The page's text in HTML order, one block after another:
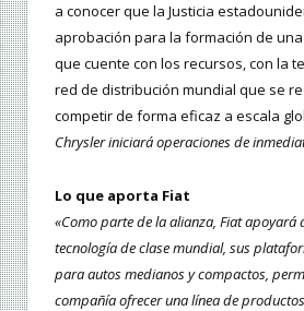
a conocer que la Justicia
aprobación para la formación de
que cuente con los recursos, con la
red de distribución mundial que se
competir de forma eficaz a escala
Chrysler iniciará operaciones de
Lo que aporta Fiat
«Como parte de la alianza, Fiat apoyará
tecnología de clase mundial, sus
para autos medianos y compactos,
compañía ofrecer una línea de